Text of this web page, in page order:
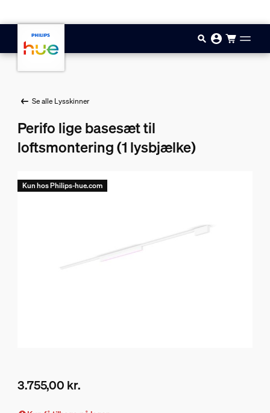
Se alle Lysskinner
Perifo lige basesæt til
loftsmontering (1 lysbjælke)
3.755,00 kr.
Kun hos Philips-hue.com